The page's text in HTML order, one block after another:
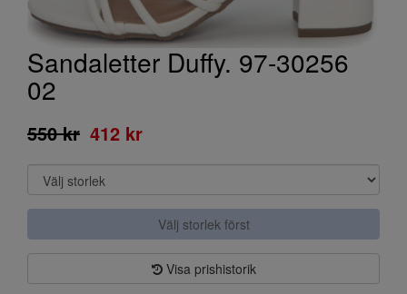
Sandaletter Duffy. 97-30256
02
550 kr 412 kr
Välj storlek först
Visa prishistorik